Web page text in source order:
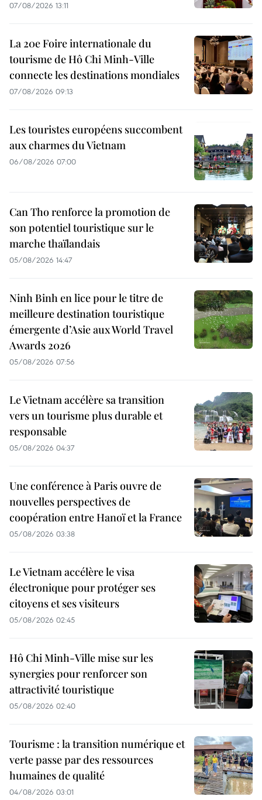
07/08/2026 13:11
La 20e Foire internationale du
tourisme de Hô Chi Minh-Ville
connecte les destinations mondiales
07/08/2026 09:13
Les touristes européens succombent
aux charmes du Vietnam
06/08/2026 07:00
Can Tho renforce la promotion de
son potentiel touristique sur le
marche thaïlandais
05/08/2026 14:47
Ninh Binh en lice pour le titre de
meilleure destination touristique
émergente d’Asie aux World Travel
Awards 2026
05/08/2026 07:56
Le Vietnam accélère sa transition
vers un tourisme plus durable et
responsable
05/08/2026 04:37
Une conférence à Paris ouvre de
nouvelles perspectives de
coopération entre Hanoï et la France
05/08/2026 03:38
Le Vietnam accélère le visa
électronique pour protéger ses
citoyens et ses visiteurs
05/08/2026 02:45
Hô Chi Minh-Ville mise sur les
synergies pour renforcer son
attractivité touristique
05/08/2026 02:40
Tourisme : la transition numérique et
verte passe par des ressources
humaines de qualité
04/08/2026 03:01